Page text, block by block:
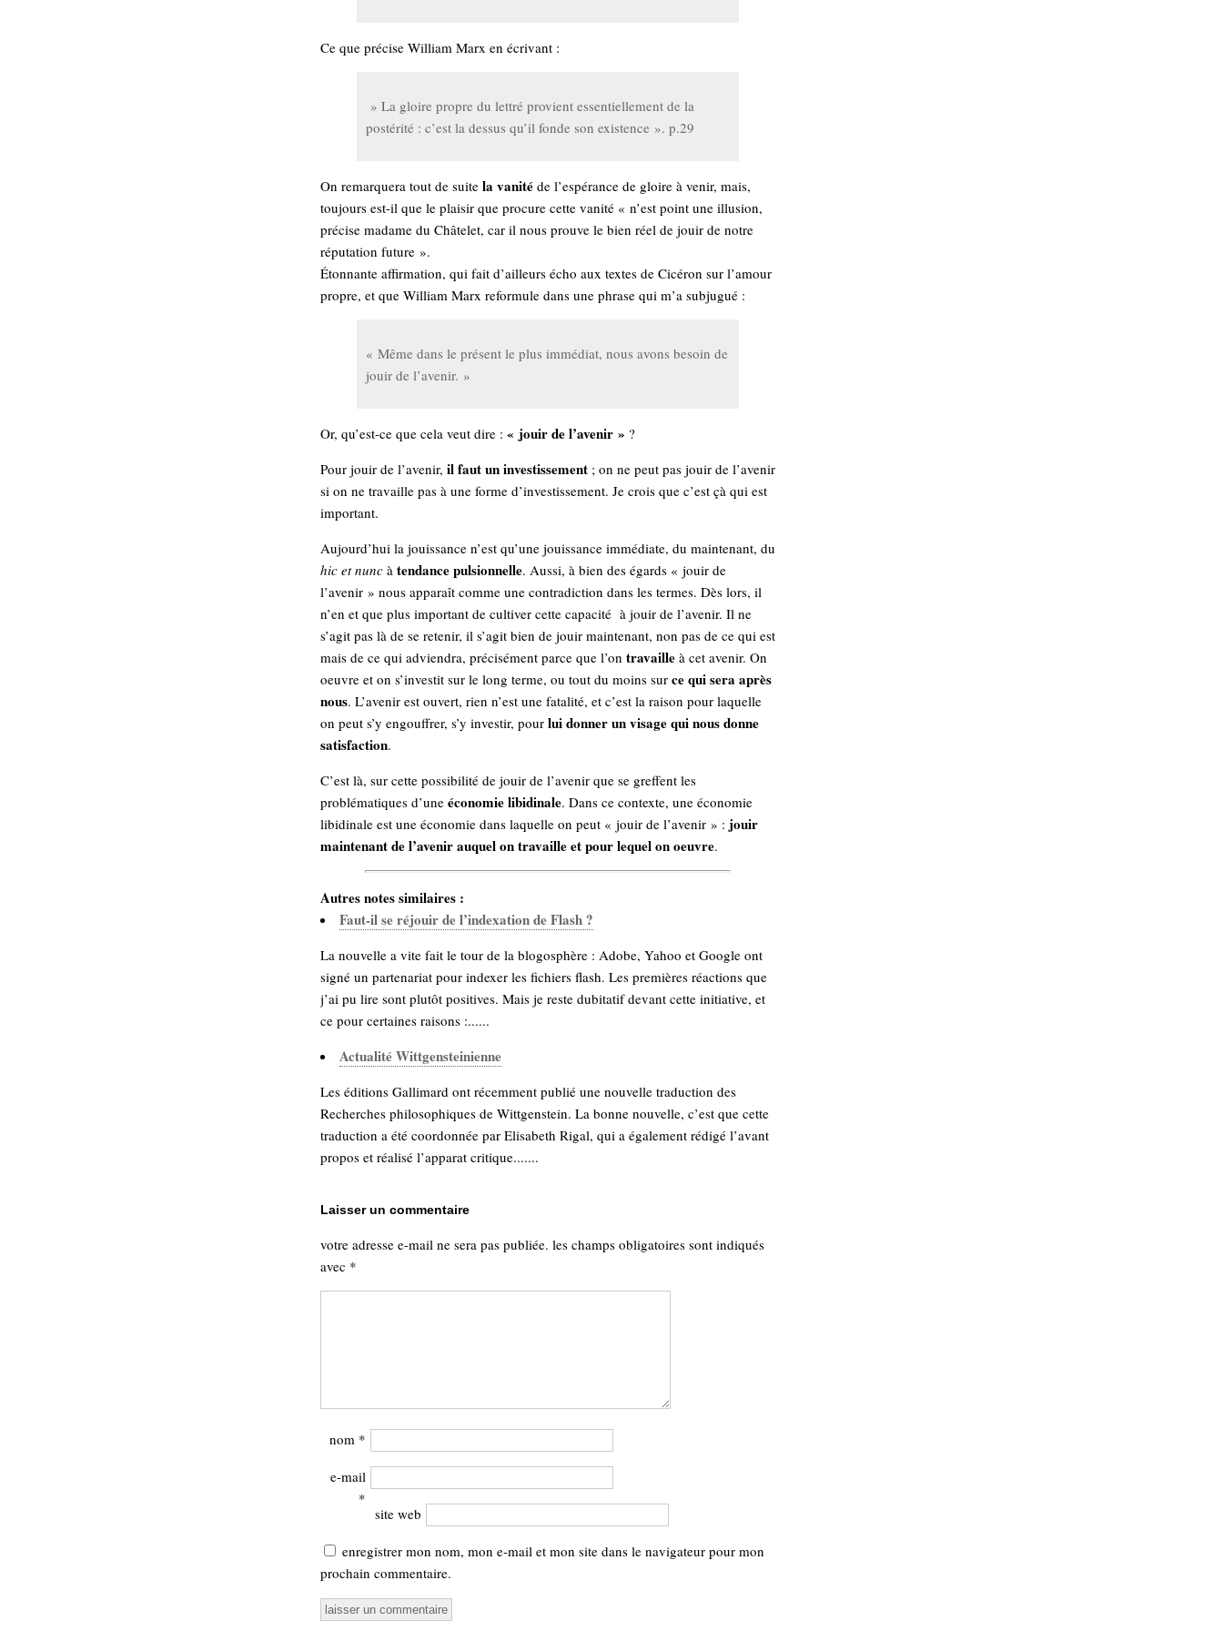
Ce que précise William Marx en écrivant :
» La gloire propre du lettré provient essentiellement de la
postérité : c’est la dessus qu’il fonde son existence ». p.29
On remarquera tout de suite la vanité de l’espérance de gloire à venir, mais,
toujours est-il que le plaisir que procure cette vanité « n’est point une illusion,
précise madame du Châtelet, car il nous prouve le bien réel de jouir de notre
réputation future ».
Étonnante affirmation, qui fait d’ailleurs écho aux textes de Cicéron sur l’amour
propre, et que William Marx reformule dans une phrase qui m’a subjugué :
« Même dans le présent le plus immédiat, nous avons besoin de
jouir de l’avenir. »
Or, qu’est-ce que cela veut dire : « jouir de l’avenir » ?
Pour jouir de l’avenir, il faut un investissement ; on ne peut pas jouir de l’avenir
si on ne travaille pas à une forme d’investissement. Je crois que c’est çà qui est
important.
Aujourd’hui la jouissance n’est qu’une jouissance immédiate, du maintenant, du
hic et nunc à tendance pulsionnelle. Aussi, à bien des égards « jouir de
l’avenir » nous apparaît comme une contradiction dans les termes. Dès lors, il
n’en et que plus important de cultiver cette capacité à jouir de l’avenir. Il ne
s’agit pas là de se retenir, il s’agit bien de jouir maintenant, non pas de ce qui est
mais de ce qui adviendra, précisément parce que l’on travaille à cet avenir. On
oeuvre et on s’investit sur le long terme, ou tout du moins sur ce qui sera après
nous. L’avenir est ouvert, rien n’est une fatalité, et c’est la raison pour laquelle
on peut s’y engouffrer, s’y investir, pour lui donner un visage qui nous donne
satisfaction.
C’est là, sur cette possibilité de jouir de l’avenir que se greffent les
problématiques d’une économie libidinale. Dans ce contexte, une économie
libidinale est une économie dans laquelle on peut « jouir de l’avenir » : jouir
maintenant de l’avenir auquel on travaille et pour lequel on oeuvre.
Autres notes similaires :
Faut-il se réjouir de l’indexation de Flash ?
La nouvelle a vite fait le tour de la blogosphère : Adobe, Yahoo et Google ont
signé un partenariat pour indexer les fichiers flash. Les premières réactions que
j’ai pu lire sont plutôt positives. Mais je reste dubitatif devant cette initiative, et
ce pour certaines raisons :......
Actualité Wittgensteinienne
Les éditions Gallimard ont récemment publié une nouvelle traduction des
Recherches philosophiques de Wittgenstein. La bonne nouvelle, c’est que cette
traduction a été coordonnée par Elisabeth Rigal, qui a également rédigé l’avant
propos et réalisé l’apparat critique.......
Laisser un commentaire
votre adresse e-mail ne sera pas publiée. les champs obligatoires sont indiqués
avec *
nom *
e-mail
*
site web
enregistrer mon nom, mon e-mail et mon site dans le navigateur pour mon
prochain commentaire.